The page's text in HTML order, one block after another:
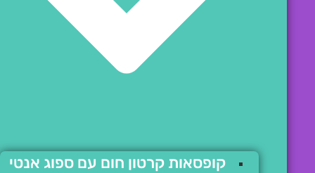
קופסאות קרטון חום עם ספוג אנטי